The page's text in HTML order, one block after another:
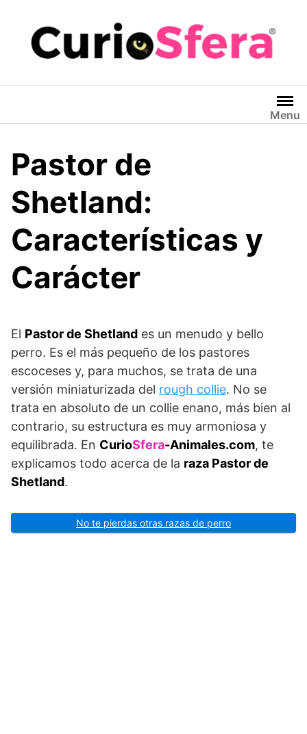
contenido
Menu
Pastor de
Shetland:
Características y
Carácter
El Pastor de Shetland es un menudo y bello
perro. Es el más pequeño de los pastores
escoceses y, para muchos, se trata de una
versión miniaturizada del rough collie. No se
trata en absoluto de un collie enano, más bien al
contrario, su estructura es muy armoniosa y
equilibrada. En CurioSfera-Animales.com, te
explicamos todo acerca de la raza Pastor de
Shetland.
No te pierdas otras razas de perro